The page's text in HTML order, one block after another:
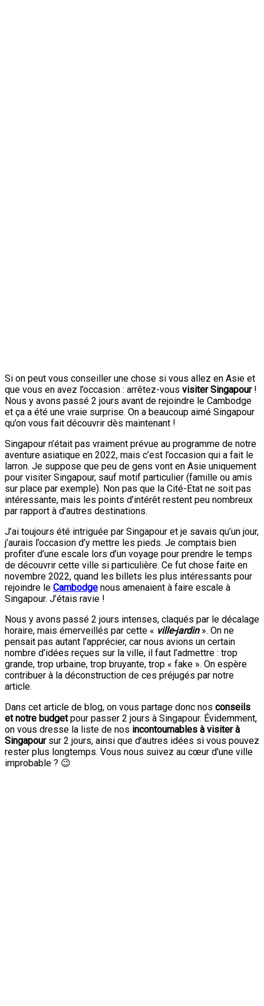
Si on peut vous conseiller une chose si vous allez en Asie et
que vous en avez l’occasion : arrêtez-vous visiter Singapour!
Nous y avons passé 2 jours avant de rejoindre le Cambodge
et ça a été une vraie surprise. On a beaucoup aimé Singapour
qu’on vous fait découvrir dès maintenant !
Singapour n’était pas vraiment prévue au programme de notre
aventure asiatique en 2022, mais c’est l’occasion qui a fait le
larron. Je suppose que peu de gens vont en Asie uniquement
pour visiter Singapour, sauf motif particulier (famille ou amis
sur place par exemple). Non pas que la Cité-Etat ne soit pas
intéressante, mais les points d’intérêt restent peu nombreux
par rapport à d’autres destinations.
J’ai toujours été intriguée par Singapour et je savais qu’un jour,
j’aurais l’occasion d’y mettre les pieds. Je comptais bien
profiter d’une escale lors d’un voyage pour prendre le temps
de découvrir cette ville si particulière. Ce fut chose faite en
novembre 2022, quand les billets les plus intéressants pour
rejoindre le Cambodge nous amenaient à faire escale à
Singapour. J’étais ravie !
Nous y avons passé 2 jours intenses, claqués par le décalage
horaire, mais émerveillés par cette « ville-jardin ». On ne
pensait pas autant l’apprécier, car nous avions un certain
nombre d’idées reçues sur la ville, il faut l’admettre : trop
grande, trop urbaine, trop bruyante, trop « fake ». On espère
contribuer à la déconstruction de ces préjugés par notre
article.
Dans cet article de blog, on vous partage donc nos conseils
et notre budgetpour passer 2 jours à Singapour. Évidemment,
on vous dresse la liste de nos incontournables à visiter à
Singapoursur 2 jours, ainsi que d’autres idées si vous pouvez
rester plus longtemps. Vous nous suivez au cœur d’une ville
improbable ? 😉